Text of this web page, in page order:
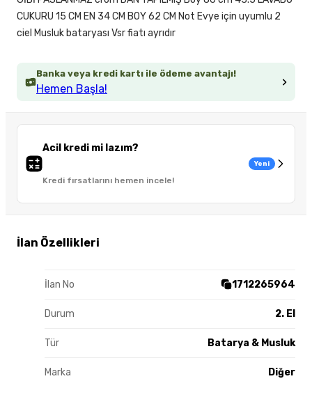
Banka veya kredi kartı ile ödeme avantajı!
Hemen Başla!
Acil kredi mi lazım?
Kredi fırsatlarını hemen incele!
Yeni
İlan Özellikleri
İlan No 1712265964
Durum 2. El
Tür Batarya & Musluk
Marka Diğer
CUKURU 15 CM EN 34 CM BOY 62 CM Not Evye için uyumlu 2
ciel Musluk bataryası Vsr fiatı ayrıdır